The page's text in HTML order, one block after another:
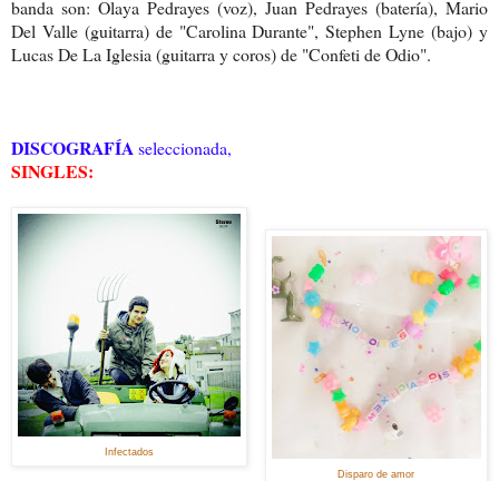
banda son: Olaya Pedrayes (voz), Juan Pedrayes (batería), Mario
Del Valle (guitarra) de "Carolina Durante", Stephen Lyne (bajo) y
Lucas De La Iglesia (guitarra y coros) de "Confeti de Odio".
DISCOGRAFÍA seleccionada,
SINGLES:
Infectados
Disparo de amor